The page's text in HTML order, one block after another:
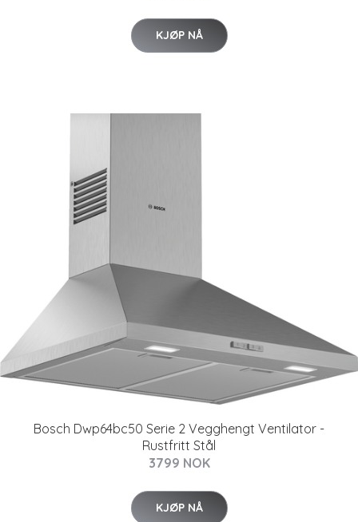
KJØP NÅ
Bosch Dwp64bc50 Serie 2 Vegghengt Ventilator -
Rustfritt Stål
3799 NOK
KJØP NÅ